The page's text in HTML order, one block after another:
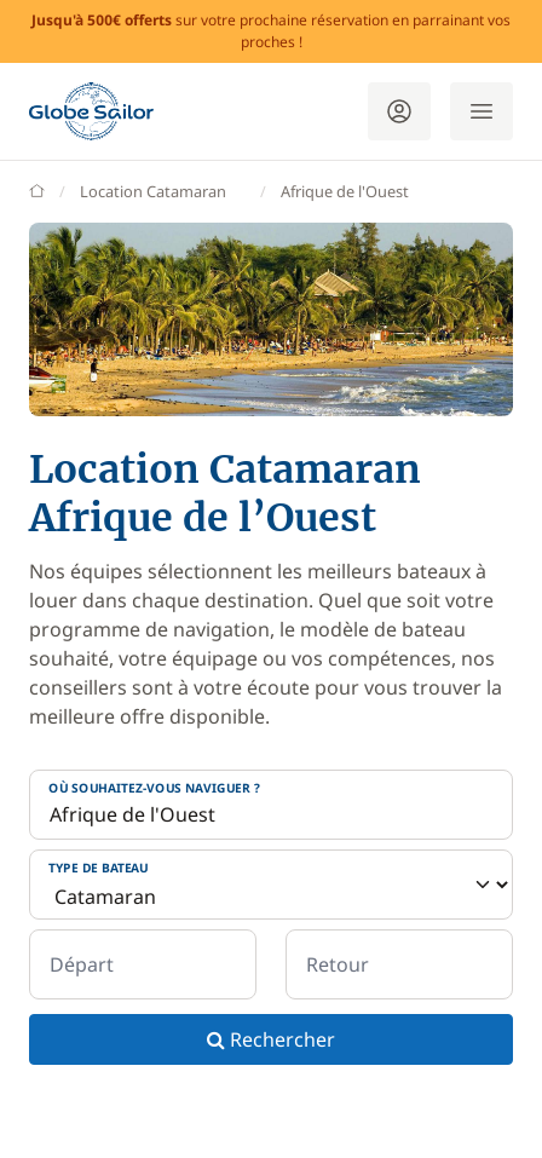
Jusqu'à 500€ offertssur votre prochaine réservation en parrainant vos
proches !
GlobeSailor
Location Catamaran Afrique de l'Ouest
Location Catamaran
Afrique de l’Ouest
Nos équipes sélectionnent les meilleurs bateaux à
louer dans chaque destination. Quel que soit votre
programme de navigation, le modèle de bateau
souhaité, votre équipage ou vos compétences, nos
conseillers sont à votre écoute pour vous trouver la
meilleure offre disponible.
OÙ SOUHAITEZ-VOUS NAVIGUER ?
TYPE DE BATEAU
Départ Retour
Rechercher